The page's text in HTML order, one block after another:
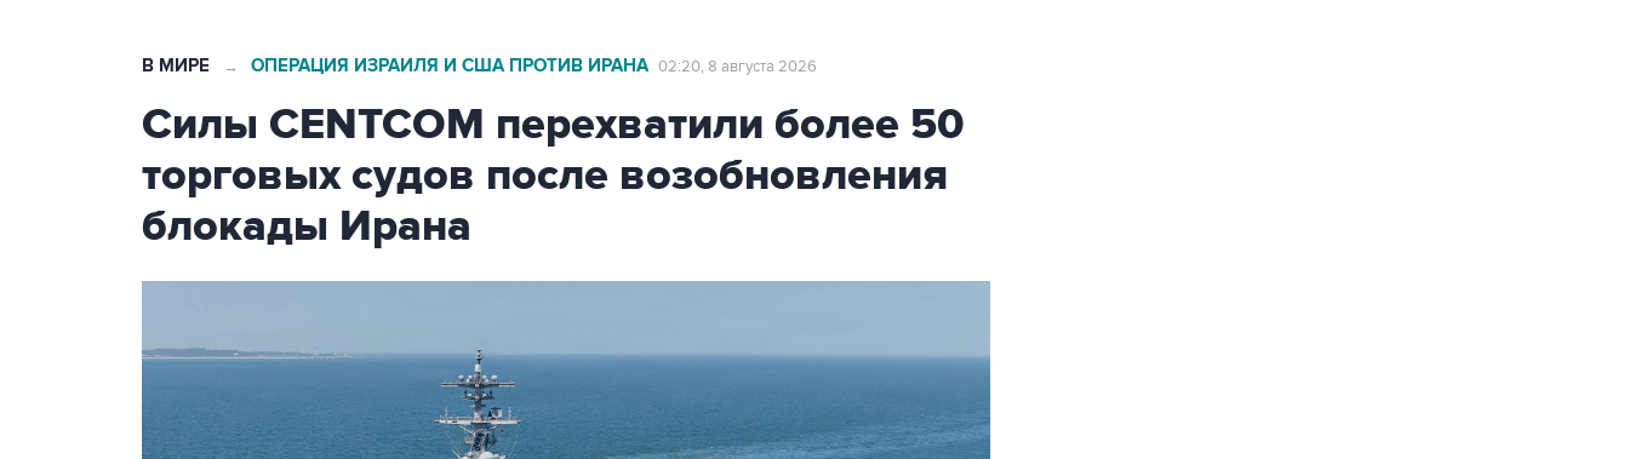
В МИРЕ → ОПЕРАЦИЯ ИЗРАИЛЯ И США ПРОТИВ ИРАНА 02:20, 8 августа 2026
Силы CENTCOM перехватили более 50
торговых судов после возобновления
блокады Ирана